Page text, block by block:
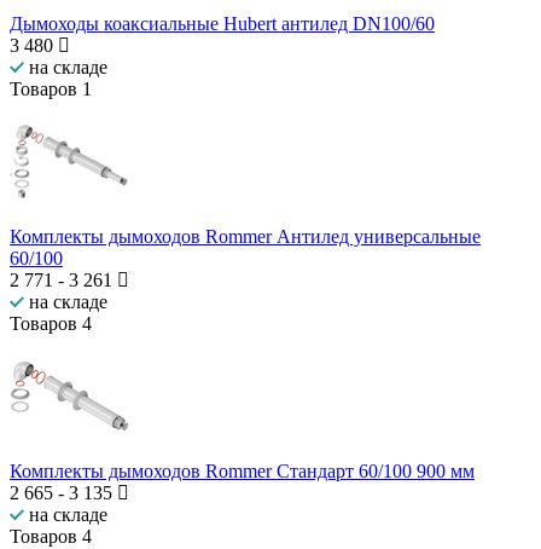
Дымоходы коаксиальные Hubert антилед DN100/60
3 480
на складе
Товаров 1
Комплекты дымоходов Rommer Антилед универсальные
60/100
2 771 - 3 261
на складе
Товаров 4
Комплекты дымоходов Rommer Стандарт 60/100 900 мм
2 665 - 3 135
на складе
Товаров 4